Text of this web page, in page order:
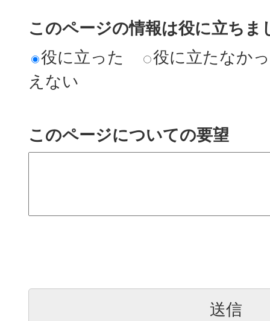
このページの情報は役に立ちま
役に立った
役に立たなか
えない
このページについての要望